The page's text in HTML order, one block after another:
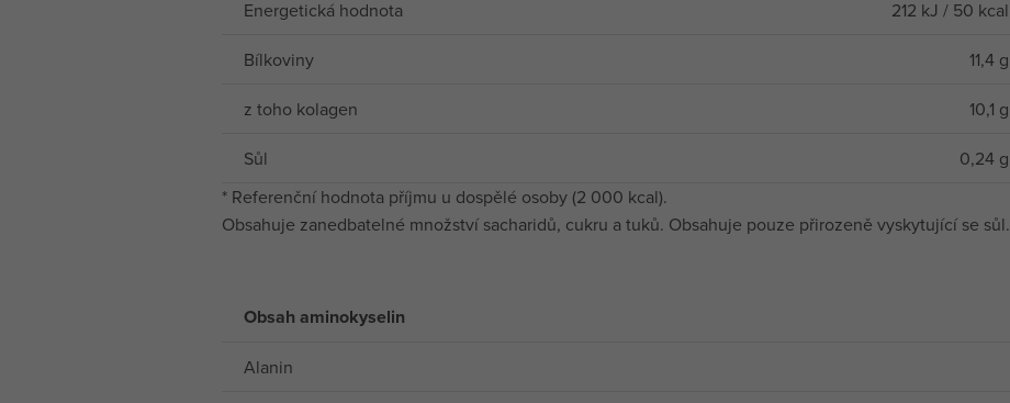
Energetická hodnota 212 kJ / 50 kcal
Bílkoviny 11,4 g
z toho kolagen 10,1 g
Sůl 0,24 g
* Referenční hodnota příjmu u dospělé osoby (2 000 kcal).
Obsahuje zanedbatelné množství sacharidů, cukru a tuků. Obsahuje pouze přirozeně vyskytující se sůl.
Obsah aminokyselin
Alanin